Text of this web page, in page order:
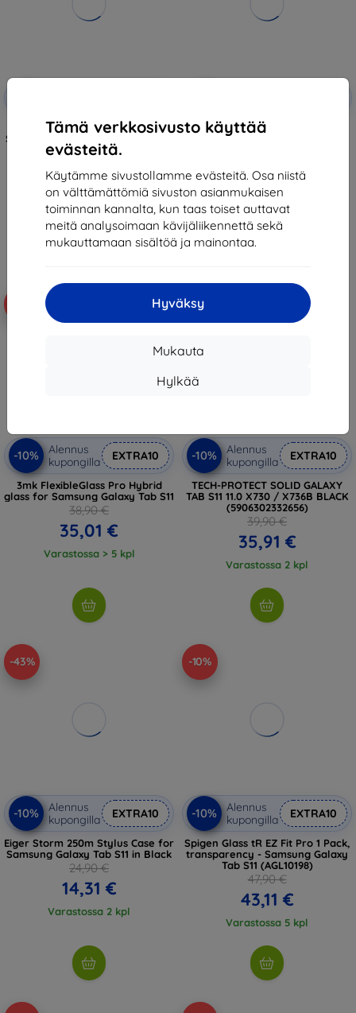
Tämä verkkosivusto käyttää
evästeitä.
Käytämme sivustollamme evästeitä. Osa niistä
on välttämättömiä sivuston asianmukaisen
toiminnan kannalta, kun taas toiset auttavat
meitä analysoimaan kävijäliikennettä sekä
mukauttamaan sisältöä ja mainontaa.
Hyväksy
Mukauta
Hylkää
SPIGEN NANO POP GALAXY TAB
S11 11.0 X730 / X736B BLUEBERRY
NAVY (ACS10215)
29,61 €
Viimeinen kappale varastossa
SPIGEN NANO POP GALAXY TAB
S11 11.0 X730 / X736B BLACK
34,10 €
Varastossa 4 kpl
-10%
Alennus
kupongilla
EXTRA10
3mk FlexibleGlass Pro Hybrid
glass for Samsung Galaxy Tab S11
38,90 €
35,01 €
Varastossa > 5 kpl
-10%
-10%
Alennus
kupongilla
EXTRA10
TECH-PROTECT SOLID GALAXY
TAB S11 11.0 X730 / X736B BLACK
(5906302332656)
39,90 €
35,91 €
Varastossa 2 kpl
-43%
-10%
Alennus
kupongilla
EXTRA10
Eiger Storm 250m Stylus Case for
Samsung Galaxy Tab S11 in Black
24,90 €
14,31 €
Varastossa 2 kpl
-10%
-10%
Alennus
kupongilla
EXTRA10
Spigen Glass tR EZ Fit Pro 1 Pack,
transparency - Samsung Galaxy
Tab S11 (AGL10198)
47,90 €
43,11 €
Varastossa 5 kpl